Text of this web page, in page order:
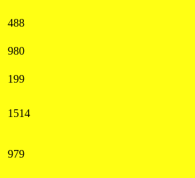
488
980
199
1514
979